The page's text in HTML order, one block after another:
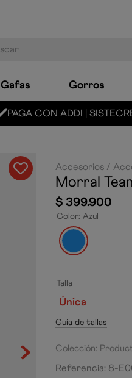
Gafas Gorros
PAGA CON ADDI |
Accesorios
Morral
$ 399.900
Color: Azul
Talla
Única
Guía de tallas
Colección:
Referencia: 8-